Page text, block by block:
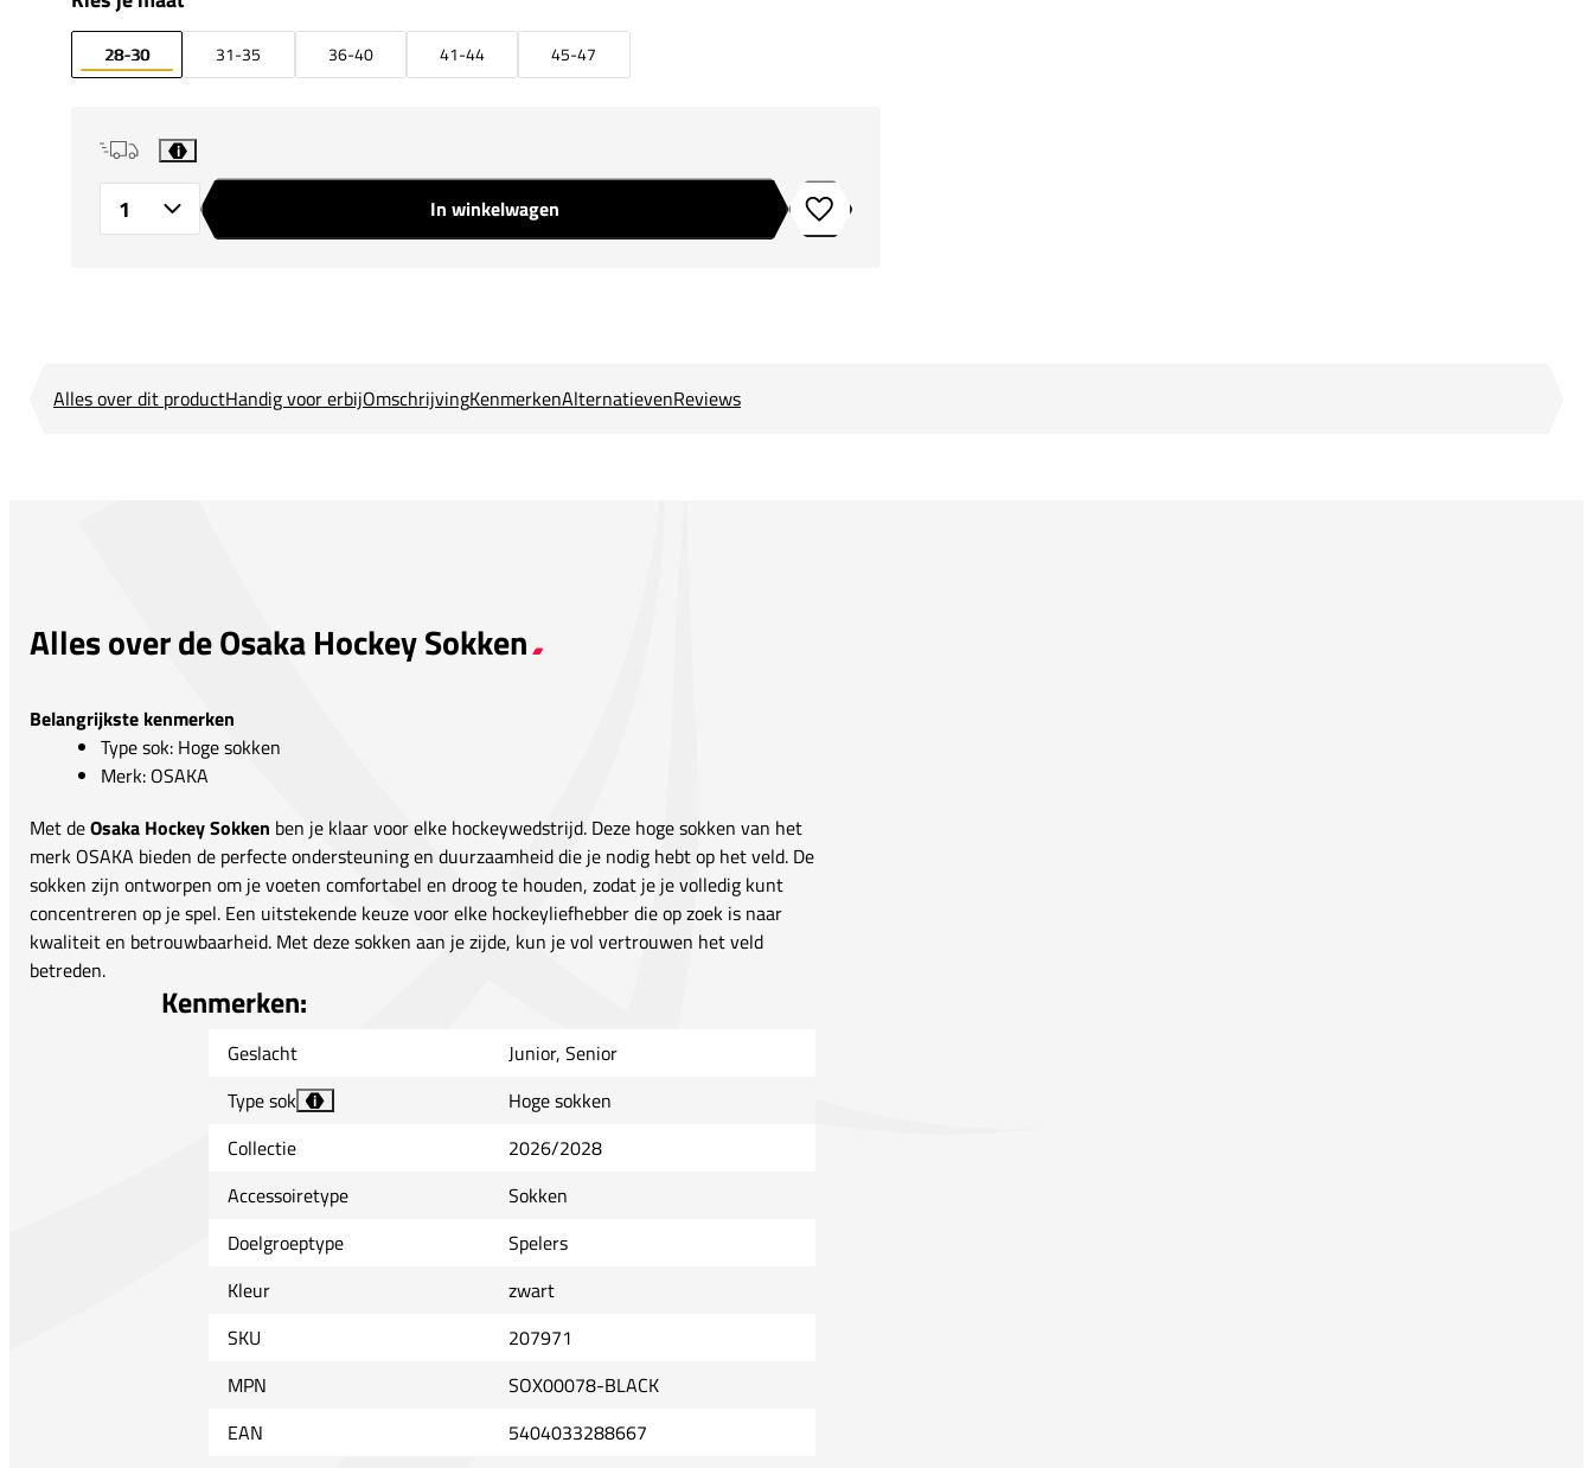
28-30 31-35 36-40 41-44 45-47
i
In winkelwagen Toevoegen aan verlanglijstje
Alles over dit productHandig voor erbijOmschrijvingKenmerkenAlternatievenReviews
Alles over de Osaka Hockey Sokken
Belangrijkste kenmerken
Type sok: Hoge sokken
Merk: OSAKA
Met deOsaka Hockey Sokken ben je klaar voor elke hockeywedstrijd. Deze hoge sokken van het
merk OSAKA bieden de perfecte ondersteuning en duurzaamheid die je nodig hebt op het veld. De
sokken zijn ontworpen om je voeten comfortabel en droog te houden, zodat je je volledig kunt
concentreren op je spel. Een uitstekende keuze voor elke hockeyliefhebber die op zoek is naar
kwaliteit en betrouwbaarheid. Met deze sokken aan je zijde, kun je vol vertrouwen het veld
betreden.
Kenmerken:
Geslacht
Junior, Senior
Type sok
i
Hoge sokken
Collectie
2026/2028
Accessoiretype
Sokken
Doelgroeptype
Spelers
Kleur
zwart
SKU
207971
MPN
SOX00078-BLACK
EAN
5404033288667